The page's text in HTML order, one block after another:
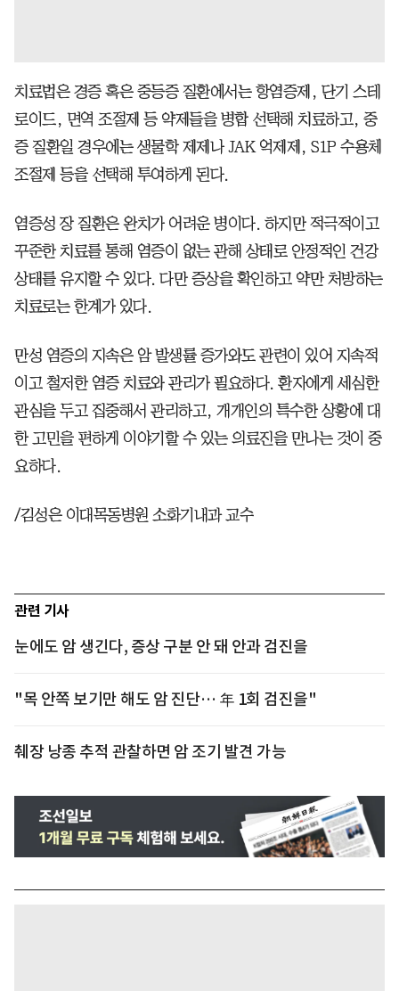
치료법은 경증 혹은 중등증 질환에서는 항염증제, 단기 스테
로이드, 면역 조절제 등 약제들을 병합 선택해 치료하고, 중
증 질환일 경우에는 생물학 제제나 JAK 억제제, S1P 수용체
조절제 등을 선택해 투여하게 된다.
염증성 장 질환은 완치가 어려운 병이다. 하지만 적극적이고
꾸준한 치료를 통해 염증이 없는 관해 상태로 안정적인 건강
상태를 유지할 수 있다. 다만 증상을 확인하고 약만 처방하는
치료로는 한계가 있다.
만성 염증의 지속은 암 발생률 증가와도 관련이 있어 지속적
이고 철저한 염증 치료와 관리가 필요하다. 환자에게 세심한
관심을 두고 집중해서 관리하고, 개개인의 특수한 상황에 대
한 고민을 편하게 이야기할 수 있는 의료진을 만나는 것이 중
요하다.
/김성은 이대목동병원 소화기내과 교수
관련 기사
눈에도 암 생긴다, 증상 구분 안 돼 안과 검진을
"목 안쪽 보기만 해도 암 진단… 年 1회 검진을"
췌장 낭종 추적 관찰하면 암 조기 발견 가능